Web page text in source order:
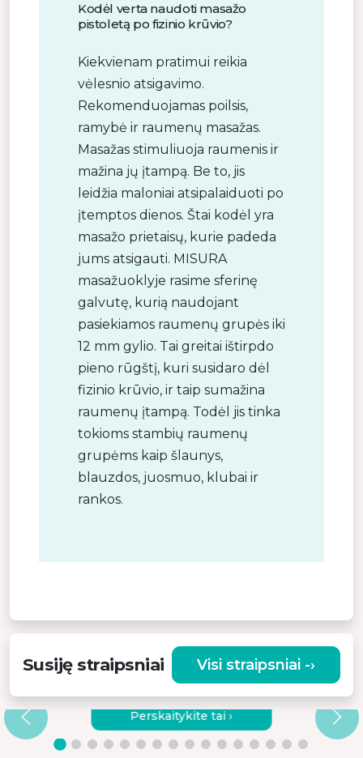
Kodėl verta naudoti masažo
pistoletą po fizinio krūvio?
Kiekvienam pratimui reikia
vėlesnio atsigavimo.
Rekomenduojamas poilsis,
ramybė ir raumenų masažas.
Masažas stimuliuoja raumenis ir
mažina jų įtampą. Be to, jis
leidžia maloniai atsipalaiduoti po
įtemptos dienos. Štai kodėl yra
masažo prietaisų, kurie padeda
jums atsigauti. MISURA
masažuoklyje rasime sferinę
galvutę, kurią naudojant
pasiekiamos raumenų grupės iki
12 mm gylio. Tai greitai ištirpdo
pieno rūgštį, kuri susidaro dėl
fizinio krūvio, ir taip sumažina
raumenų įtampą. Todėl jis tinka
tokioms stambių raumenų
grupėms kaip šlaunys,
blauzdos, juosmuo, klubai ir
rankos.
Susiję straipsniai Visi straipsniai -›
KODĖL VERTA RINKTIS KOKYBIŠKĄ
VIBRACINĮ MASAŽUOKLĮ?
Perskaitykite tai ›